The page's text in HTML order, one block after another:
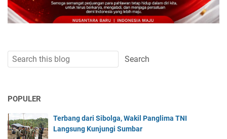
POPULER
Terbang dari Sibolga, Wakil Panglima TNI
Langsung Kunjungi Sumbar